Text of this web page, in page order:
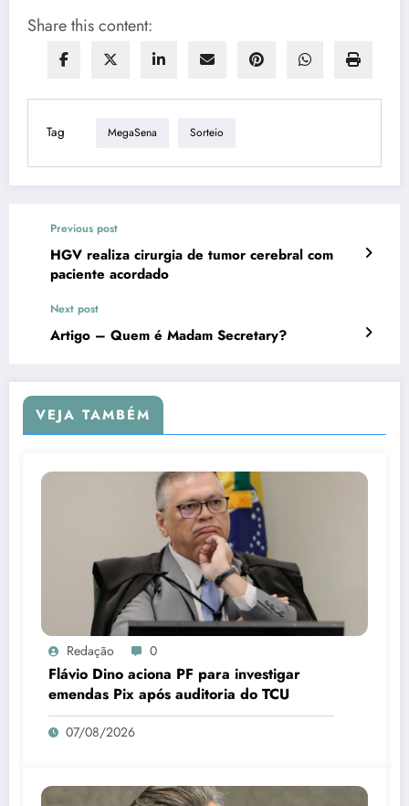
Share this content:
Tag MegaSena Sorteio
Previous post
HGV realiza cirurgia de tumor cerebral com
paciente acordado
Next post
Artigo – Quem é Madam Secretary?
VEJA TAMBÉM
Redação 0
Flávio Dino aciona PF para investigar
emendas Pix após auditoria do TCU
07/08/2026